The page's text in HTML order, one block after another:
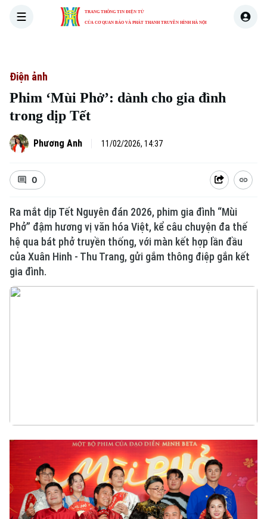
TRANG THÔNG TIN ĐIỆN TỬ
CỦA CƠ QUAN BÁO VÀ PHÁT THANH TRUYỀN HÌNH HÀ NỘI
Xu hướng
Điện ảnh
Phim ‘Mùi Phở’: dành cho gia đình
trong dịp Tết
Phương Anh 11/02/2026, 14:37
0
Ra mắt dịp Tết Nguyên đán 2026, phim gia đình “Mùi
Phở” đậm hương vị văn hóa Việt, kể câu chuyện đa thế
hệ qua bát phở truyền thống, với màn kết hợp lần đầu
của Xuân Hinh - Thu Trang, gửi gắm thông điệp gắn kết
gia đình.